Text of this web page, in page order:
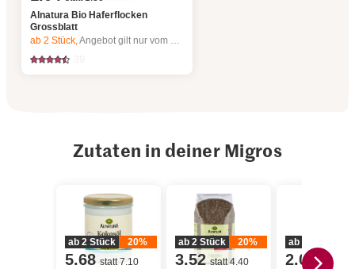
Alnatura Bio Haferflocken
Grossblatt
ab 2Stück,Angebot gilt nur vom 6.8. bis 12.8.2026, solange Vorrat.
Zutaten in deiner Migros
ab 2 Stück 20%
5.68 statt 7.10
ab 2 Stück 20%
3.52 statt 4.40
ab 2 Stück
2.04 statt